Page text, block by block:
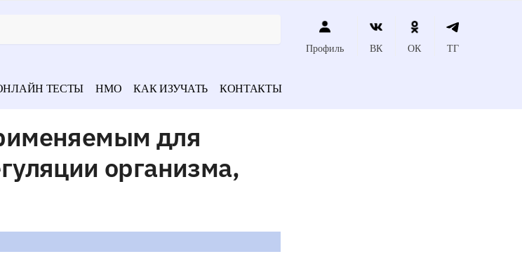
Профиль ВК ОК ТГ
ТЕСТЫ НМО КАК ИЗУЧАТЬ КОНТАКТЫ
для
организма,